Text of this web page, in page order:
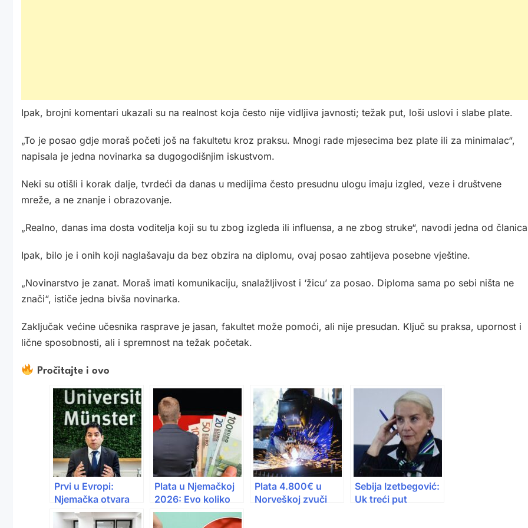
Ipak, brojni komentari ukazali su na realnost koja često nije vidljiva javnosti; težak put, loši uslovi i slabe plate.
„To je posao gdje moraš početi još na fakultetu kroz praksu. Mnogi rade mjesecima bez plate ili za minimalac“,
napisala je jedna novinarka sa dugogodišnjim iskustvom.
Neki su otišli i korak dalje, tvrdeći da danas u medijima često presudnu ulogu imaju izgled, veze i društvene
mreže, a ne znanje i obrazovanje.
„Realno, danas ima dosta voditelja koji su tu zbog izgleda ili influensa, a ne zbog struke“, navodi jedna od
Ipak, bilo je i onih koji naglašavaju da bez obzira na diplomu, ovaj posao zahtijeva posebne vještine.
„Novinarstvo je zanat. Moraš imati komunikaciju, snalažljivost i ‘žicu’ za posao. Diploma sama po sebi ništa ne
znači“, ističe jedna bivša novinarka.
Zaključak većine učesnika rasprave je jasan, fakultet može pomoći, ali nije presudan. Ključ su praksa, upornost i
lične sposobnosti, ali i spremnost na težak početak.
Pročitajte i ovo
Prvi u Evropi:
Njemačka otvara
Fakultet islamske
teologije
Plata u Njemačkoj
2026: Evo koliko
stvarno zarađuju
naši ljudi
Plata 4.800€ u
Norveškoj zvuči
Sebija Izetbegović:
Uk treći put